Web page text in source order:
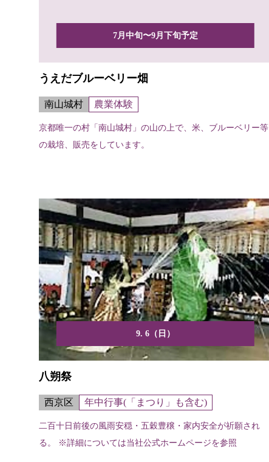
7月中旬〜9月下旬予定
うえだブルーベリー畑
南山城村 農業体験
京都唯一の村「南山城村」の山の上で、米、ブルーベリー等
の栽培、販売をしています。
9. 6（日）
八朔祭
西京区 年中行事(「まつり」も含む)
二百十日前後の風雨安穏・五穀豊穣・家内安全が祈願され
る。 ※詳細については当社公式ホームページを参照